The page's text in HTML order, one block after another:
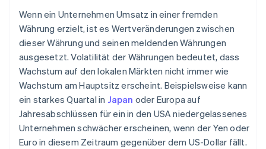
Wenn ein Unternehmen Umsatz in einer fremden
Währung erzielt, ist es Wertveränderungen zwischen
dieser Währung und seinen meldenden Währungen
ausgesetzt. Volatilität der Währungen bedeutet, dass
Wachstum auf den lokalen Märkten nicht immer wie
Wachstum am Hauptsitz erscheint. Beispielsweise kann
ein starkes Quartal in Japan oder Europa auf
Jahresabschlüssen für ein in den USA niedergelassenes
Unternehmen schwächer erscheinen, wenn der Yen oder
Euro in diesem Zeitraum gegenüber dem US-Dollar fällt.